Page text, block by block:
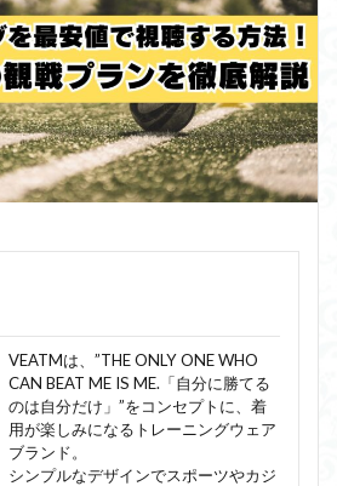
VEATMは、”THE ONLY ONE WHO
CAN BEAT ME IS ME.「自分に勝てる
のは自分だけ」”をコンセプトに、着
用が楽しみになるトレーニングウェア
ブランド。
シンプルなデザインでスポーツやカジ